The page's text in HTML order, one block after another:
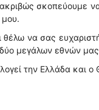
σκοπεύουμε
μου.
να σας
δύο μεγάλων εθνών
την Ελλάδα και ο